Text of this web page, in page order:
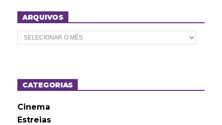
ARQUIVOS
A
r
o
sCATEGORIAS
Cinema
Estreias